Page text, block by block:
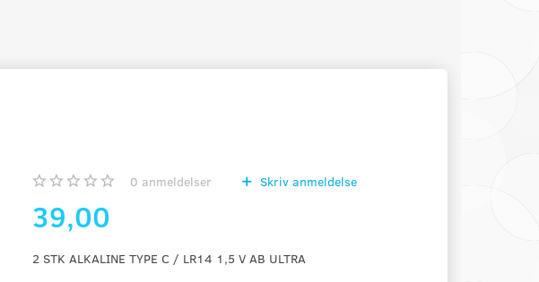
0 anmeldelser Skriv anmeldelse
39,00
2 STK ALKALINE TYPE C / LR14 1,5 V AB ULTRA